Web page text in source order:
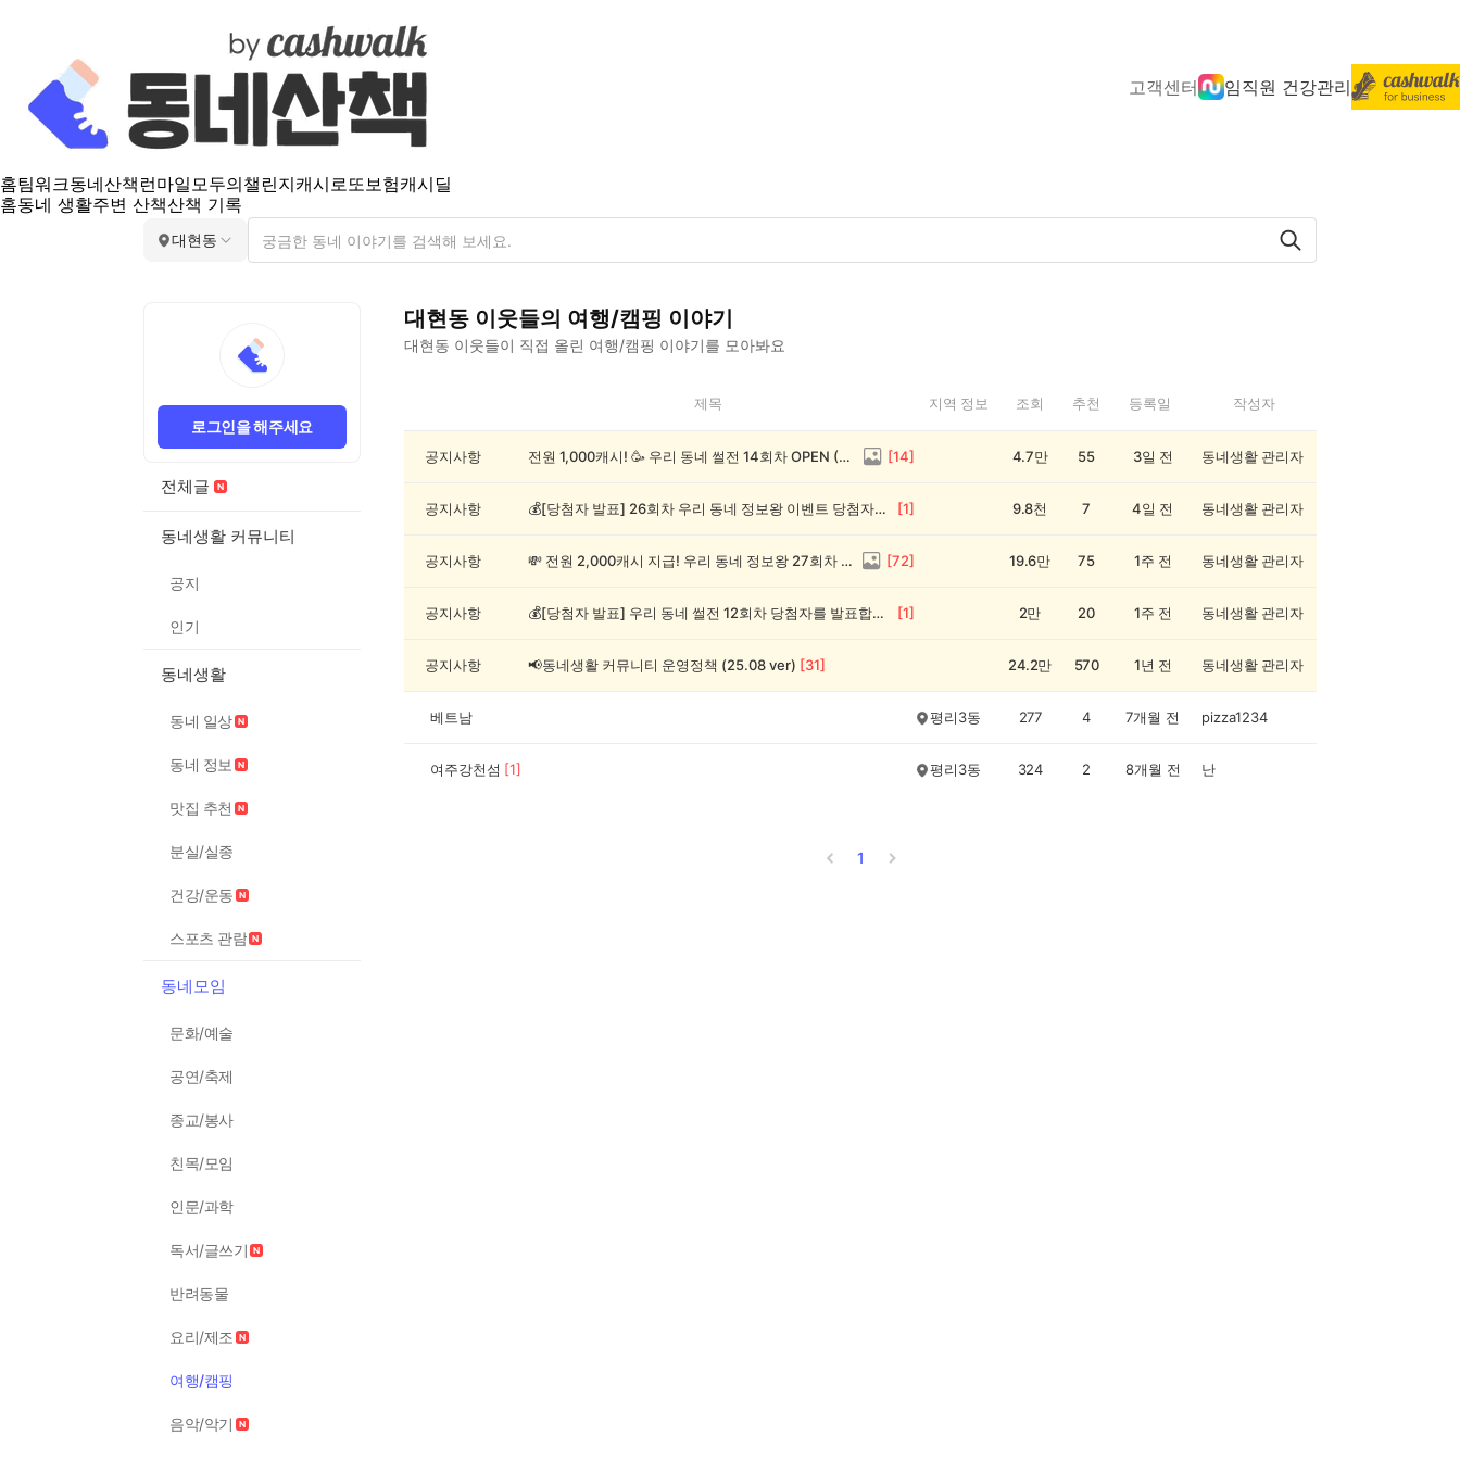
고객센터 임직원 건강관리
홈팀워크동네산책 런마일모두의챌린지캐시로또보험캐시딜
홈동네 생활주변 산책산책 기록
대현동
로그인을 해주세요
전체글
동네생활 커뮤니티
공지
인기
동네생활
동네 일상
동네 정보
맛집 추천
분실/실종
건강/운동
스포츠 관람
동네모임
문화/예술
공연/축제
종교/봉사
친목/모임
인문/과학
독서/글쓰기
반려동물
요리/제조
여행/캠핑
음악/악기
대현동 이웃들의 여행/캠핑 이야기
대현동 이웃들이 직접 올린 여행/캠핑 이야기를 모아봐요
동
제목 지역 정보 조회 추천 등록일 작성자
공지사항 전원 1,000캐시! 🥳 우리 동네 썰전 14회차 OPEN (~8/17) [14] 4.7만 55 3일 전 동네생활 관리자
공지사항 💰[당첨자 발표] 26회차 우리 동네 정보왕 이벤트 당첨자를 발표합니다! [1] 9.8천 7 4일 전 동네생활 관리자
공지사항 💸 전원 2,000캐시 지급! 우리 동네 정보왕 27회차 (~8/10) [72] 19.6만 75 1주 전 동네생활 관리자
공지사항 💰[당첨자 발표] 우리 동네 썰전 12회차 당첨자를 발표합니다! [1] 2만 20 1주 전 동네생활 관리자
공지사항 📢동네생활 커뮤니티 운영정책 (25.08 ver) [31] 24.2만 570 1년 전 동네생활 관리자
베트남 평리3동 277 4 7개월 전 pizza1234
여주강천섬 [1] 평리3동 324 2 8개월 전 난
1